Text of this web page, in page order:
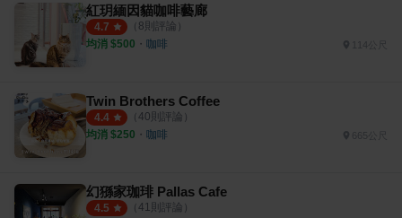
紅玥緬因貓咖啡藝廊
4.7 （ 8則評論）
均消 $500 ・ 咖啡 114公尺
Twin Brothers Coffee
4.4 （ 40則評論）
均消 $250 ・ 咖啡 665公尺
幻猻家珈琲 Pallas Cafe
4.5 （ 41則評論）